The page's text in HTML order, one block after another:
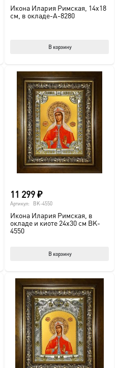
Икона Илария Римская, 14х18
см, в окладе-A-8280
В корзину
странице
11 299₽
Артикул: BK-4550
Икона Илария Римская, в
окладе и киоте 24х30 см BK-
4550
В корзину